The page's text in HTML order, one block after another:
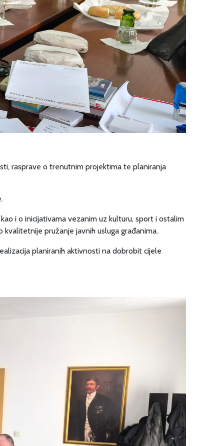
rasprave o trenutnim projektima te planiranja
i o inicijativama vezanim uz kulturu, sport i ostalim
kvalitetnije pružanje javnih usluga građanima.
planiranih aktivnosti na dobrobit cijele